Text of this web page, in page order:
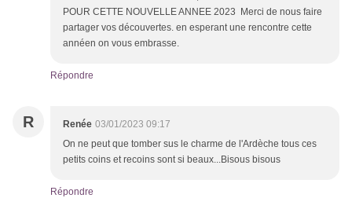
POUR CETTE NOUVELLE ANNEE 2023 Merci de nous faire
partager vos découvertes. en esperant une rencontre cette
annéen on vous embrasse.
Répondre
R Renée 03/01/2023 09:17
On ne peut que tomber sus le charme de l'Ardèche tous ces
petits coins et recoins sont si beaux...Bisous bisous
Répondre